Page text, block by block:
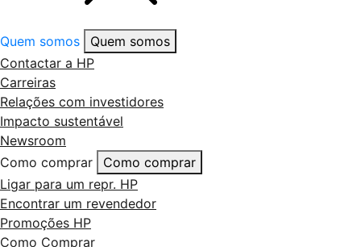
Quem somos
Quem somos
Contactar a HP
Carreiras
Relações com investidores
Impacto sustentável
Newsroom
Como comprar
Como comprar
Ligar para um repr. HP
Encontrar um revendedor
Promoções HP
Como Comprar